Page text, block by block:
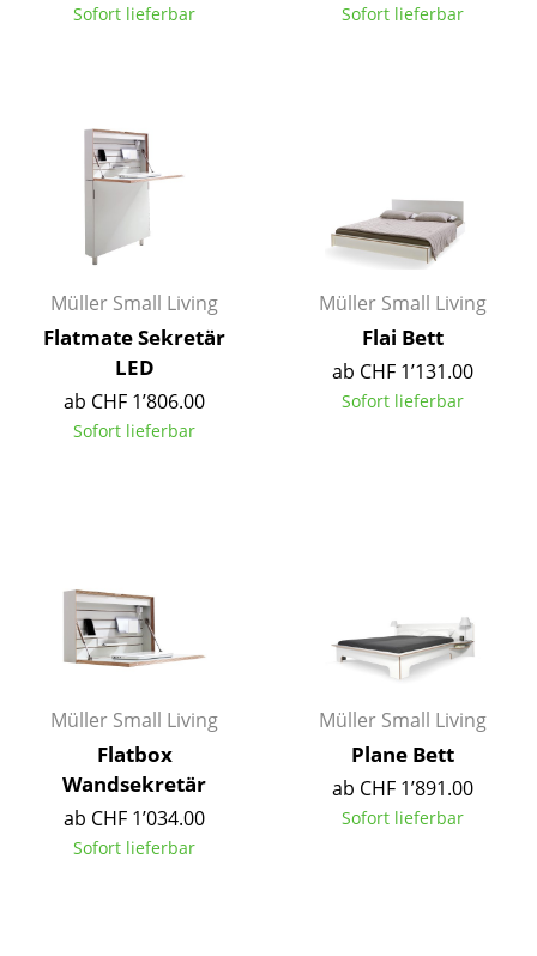
Tische
Couchtische
Sekretäre & PC-Tische
Konferenztische
Stehtische & Stehpulte
Kindertische
... alle Tische
Aufbewahren
Regale & Schränke
Bücherregale
Sideboards & Kommoden
Sofort lieferbar Sofort lieferbar
Müller Small Living
Flatmate Sekretär
LED
ab CHF 1’806.00
Sofort lieferbar
Müller Small Living
Flai Bett
ab CHF 1’131.00
Sofort lieferbar
Müller Small Living
Flatbox
Wandsekretär
ab CHF 1’034.00
Sofort lieferbar
Müller Small Living
Plane Bett
ab CHF 1’891.00
Sofort lieferbar